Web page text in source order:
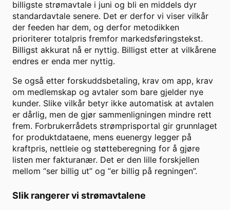
billigste strømavtale i juni og bli en middels dyr
standardavtale senere. Det er derfor vi viser vilkår
der feeden har dem, og derfor metodikken
prioriterer totalpris fremfor markedsføringstekst.
Billigst akkurat nå er nyttig. Billigst etter at vilkårene
endres er enda mer nyttig.
Se også etter forskuddsbetaling, krav om app, krav
om medlemskap og avtaler som bare gjelder nye
kunder. Slike vilkår betyr ikke automatisk at avtalen
er dårlig, men de gjør sammenligningen mindre rett
frem. Forbrukerrådets strømprisportal gir grunnlaget
for produktdataene, mens euenergy legger på
kraftpris, nettleie og støtteberegning for å gjøre
listen mer fakturanær. Det er den lille forskjellen
mellom “ser billig ut” og “er billig på regningen”.
Slik rangerer vi strømavtalene